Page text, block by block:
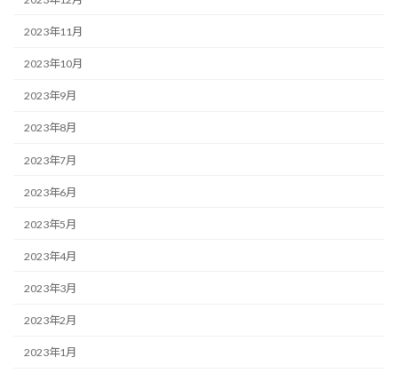
2023年11月
2023年10月
2023年9月
2023年8月
2023年7月
2023年6月
2023年5月
2023年4月
2023年3月
2023年2月
2023年1月